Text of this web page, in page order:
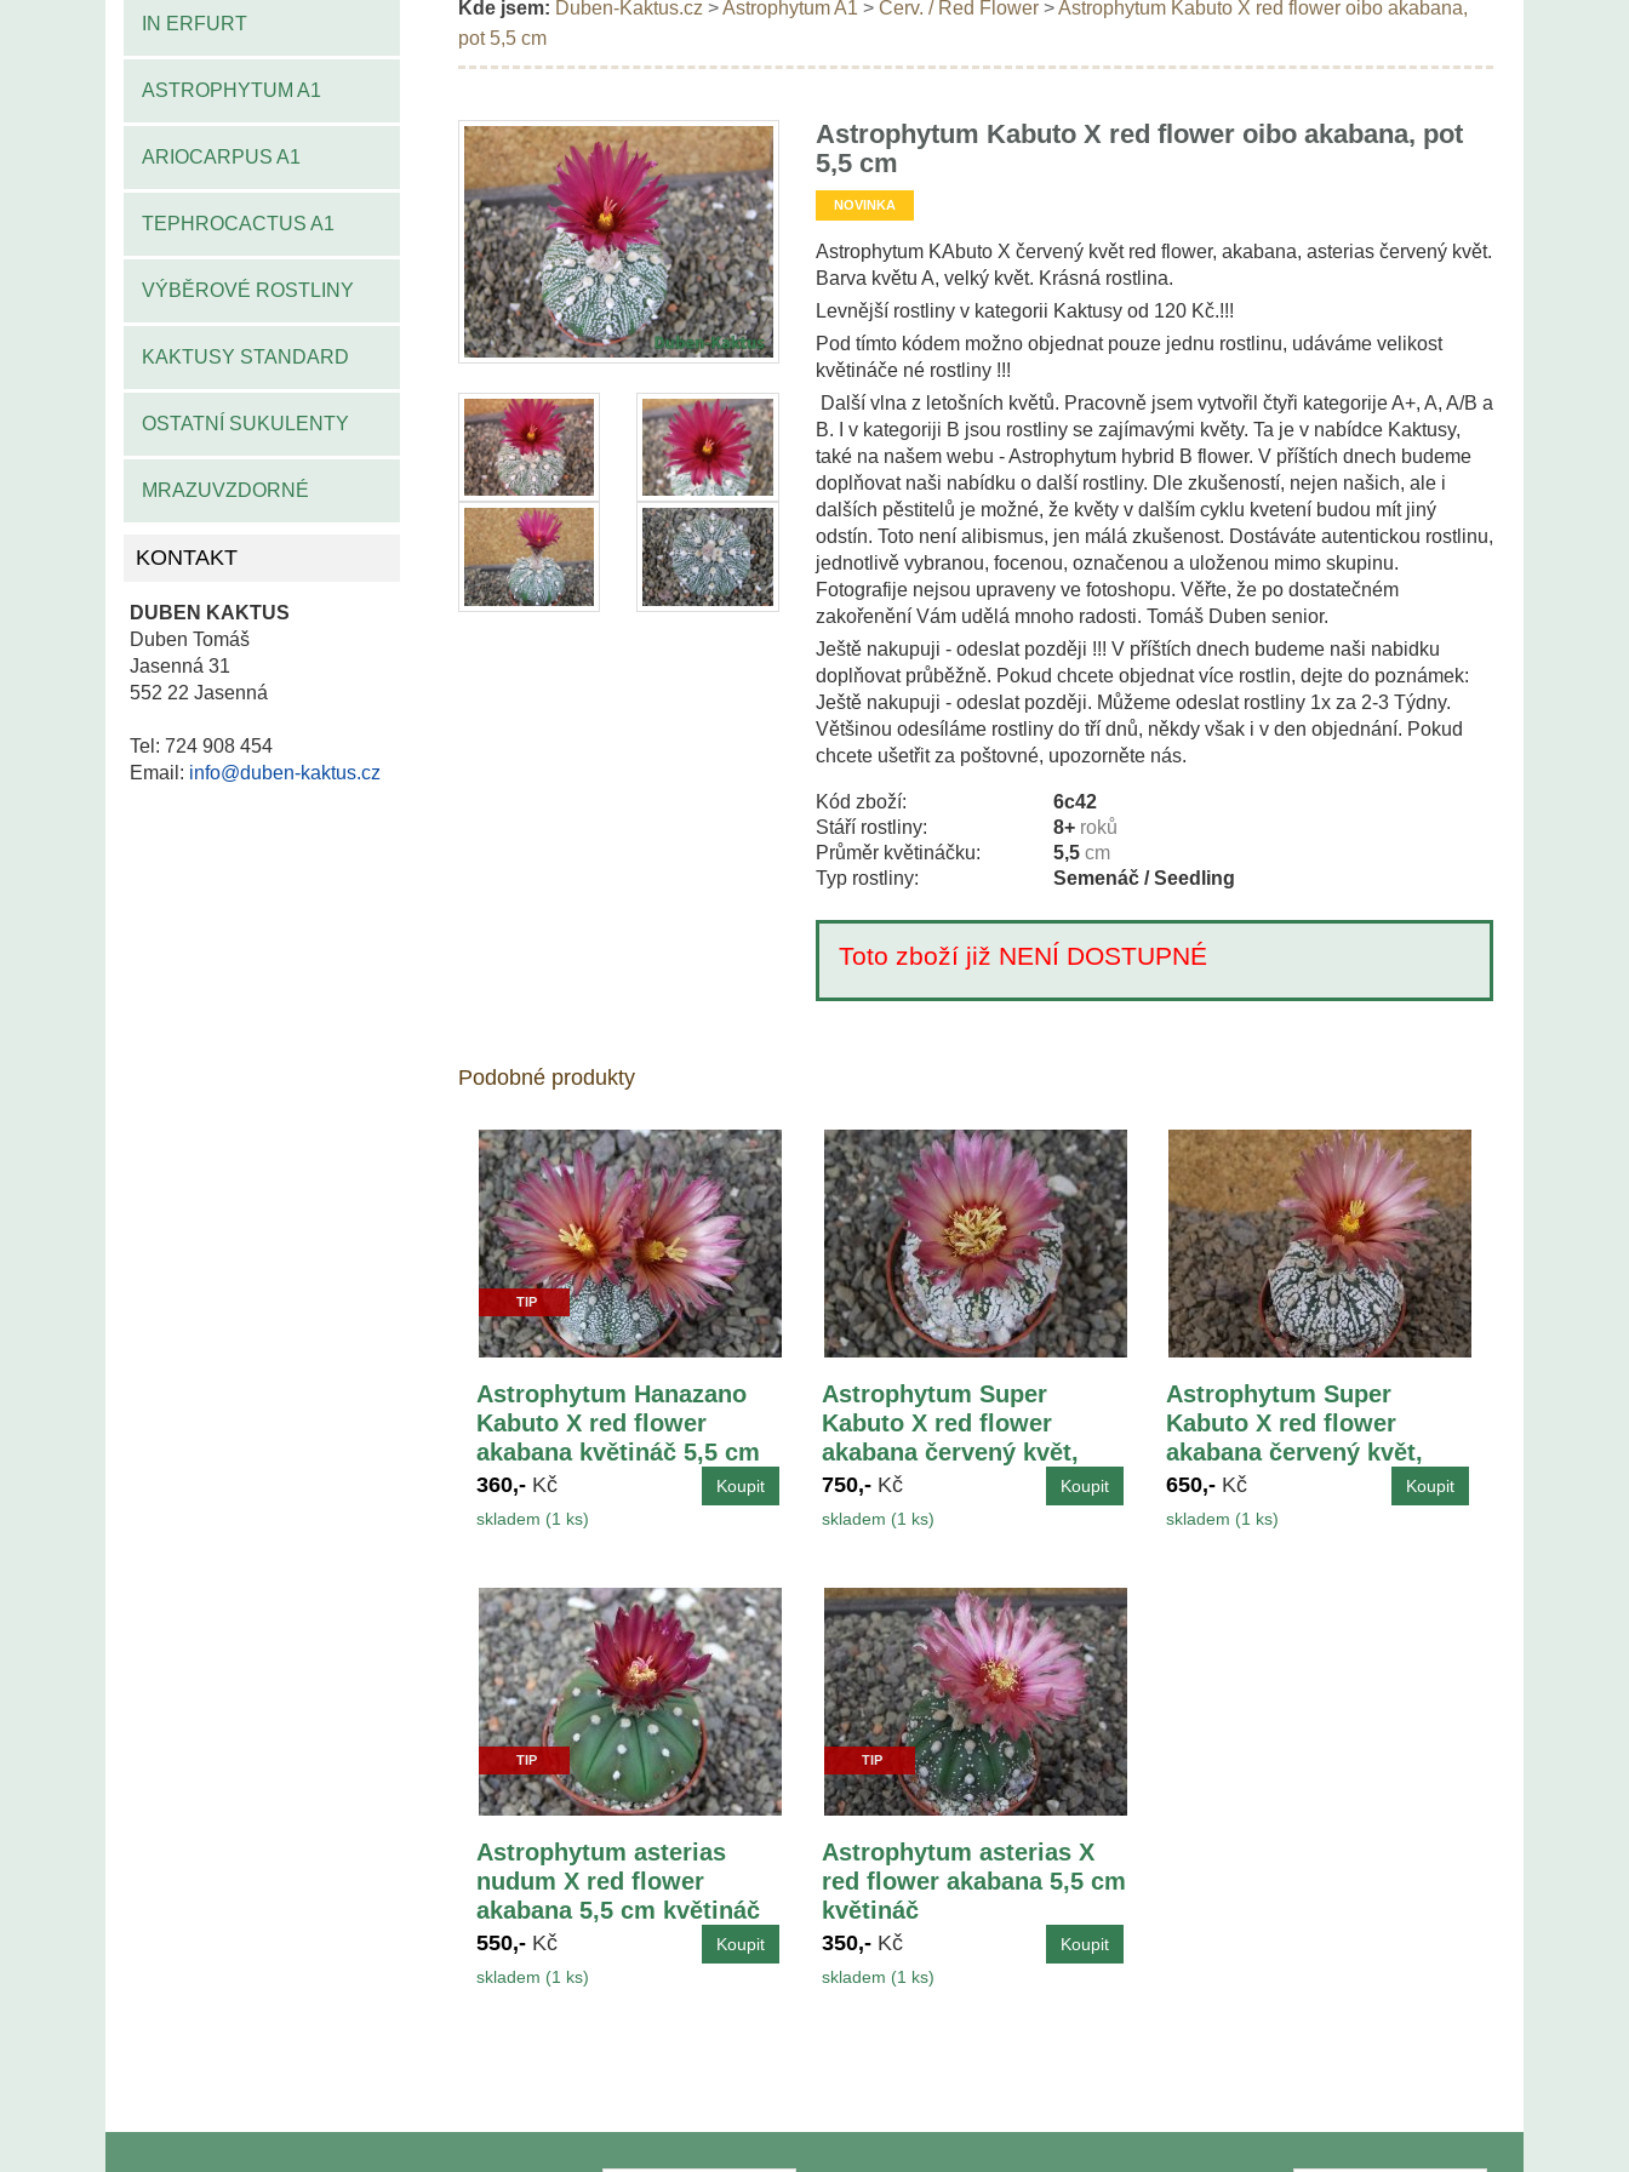
IN ERFURT
ASTROPHYTUM A1
ARIOCARPUS A1
TEPHROCACTUS A1
VÝBĚROVÉ ROSTLINY
KAKTUSY STANDARD
OSTATNÍ SUKULENTY
MRAZUVZDORNÉ
KONTAKT
DUBEN KAKTUS
Duben Tomáš
Jasenná 31
552 22 Jasenná
Tel: 724 908 454
Email: info@duben-kaktus.cz
Kde jsem: Duben-Kaktus.cz >Astrophytum A1 > Červ. / Red Flower>Astrophytum Kabuto X red flower oibo akabana,
pot 5,5 cm
Astrophytum Kabuto X red flower oibo akabana, pot
5,5 cm
NOVINKA
Astrophytum KAbuto X červený květ red flower, akabana, asterias červený květ.
Barva květu A, velký květ. Krásná rostlina.
Levnější rostliny v kategorii Kaktusy od 120 Kč.!!!
Pod tímto kódem možno objednat pouze jednu rostlinu, udáváme velikost
květináče né rostliny !!!
Další vlna z letošních květů. Pracovně jsem vytvořil čtyři kategorije A+, A, A/B a
B. I v kategoriji B jsou rostliny se zajímavými květy. Ta je v nabídce Kaktusy,
také na našem webu - Astrophytum hybrid B flower. V příštích dnech budeme
doplňovat naši nabídku o další rostliny. Dle zkušeností, nejen našich, ale i
dalších pěstitelů je možné, že květy v dalším cyklu kvetení budou mít jiný
odstín. Toto není alibismus, jen málá zkušenost. Dostáváte autentickou rostlinu,
jednotlivě vybranou, focenou, označenou a uloženou mimo skupinu.
Fotografije nejsou upraveny ve fotoshopu. Věřte, že po dostatečném
zakořenění Vám udělá mnoho radosti. Tomáš Duben senior.
Ještě nakupuji - odeslat později !!! V příštích dnech budeme naši nabidku
doplňovat průběžně. Pokud chcete objednat více rostlin, dejte do poznámek:
Ještě nakupuji - odeslat později. Můžeme odeslat rostliny 1x za 2-3 Týdny.
Většinou odesíláme rostliny do tří dnů, někdy však i v den objednání. Pokud
chcete ušetřit za poštovné, upozorněte nás.
Kód zboží:
6c42
Stáří rostliny:
8+ roků
Průměr květináčku:
5,5 cm
Typ rostliny:
Semenáč / Seedling
Toto zboží již NENÍ DOSTUPNÉ
Podobné produkty
TIP
Astrophytum Hanazano
Kabuto X red flower
akabana květináč 5,5 cm
360,- Kč
skladem (1 ks)
Astrophytum Super
Kabuto X red flower
akabana červený květ,
květináč 5,5 cm
750,- Kč
skladem (1 ks)
Astrophytum Super
Kabuto X red flower
akabana červený květ,
květináč 5,5 cm
650,- Kč
skladem (1 ks)
TIP
Astrophytum asterias
nudum X red flower
akabana 5,5 cm květináč
550,- Kč
skladem (1 ks)
TIP
Astrophytum asterias X
red flower akabana 5,5 cm
květináč
350,- Kč
skladem (1 ks)